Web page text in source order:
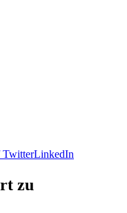
TwitterLinkedIn
zu